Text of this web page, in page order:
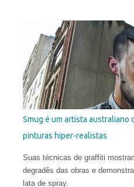
excelente, ele infunde uma
conceitual para criar obras que
Santos estudou no Miami
em 2003. Depois, frequentou a
pouco antes de se formar como
abandonou o curso para
compreensão da arte. Em
of Art em Florença. Seus
e privadas em todo o mundo.
Smug é um artista australiano
pinturas hiper-realistas
Suas técnicas de graffiti
degradês das obras e
lata de spray.